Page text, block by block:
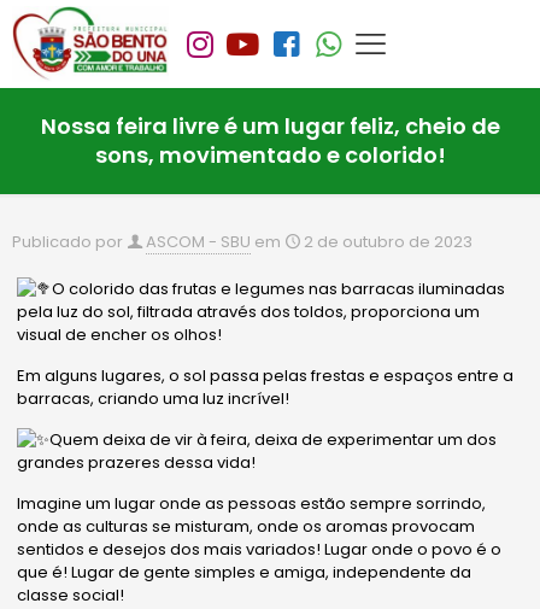
Nossa feira livre é um lugar feliz, cheio de
sons, movimentado e colorido!
Publicado por ASCOM - SBU em 2 de outubro de 2023
O colorido das frutas e legumes nas barracas iluminadas
pela luz do sol, filtrada através dos toldos, proporciona um
visual de encher os olhos!
Em alguns lugares, o sol passa pelas frestas e espaços entre a
barracas, criando uma luz incrível!
Quem deixa de vir à feira, deixa de experimentar um dos
grandes prazeres dessa vida!
Imagine um lugar onde as pessoas estão sempre sorrindo,
onde as culturas se misturam, onde os aromas provocam
sentidos e desejos dos mais variados! Lugar onde o povo é o
que é! Lugar de gente simples e amiga, independente da
classe social!